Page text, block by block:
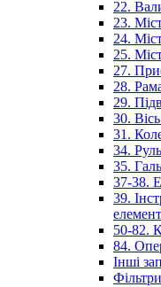
22.
23.
24.
25.
27.
28.
29.
30.
31.
34.
35.
37-38.
39.
50-82.
84.
Інші